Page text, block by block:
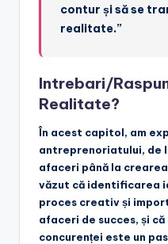
contur și să se
realitate.”
Intrebari/
Realitate?
În acest capitol, am
antreprenoriatului, de
afaceri până la
văzut că identificarea
proces creativ și
afaceri de succes, și
concurenței este un